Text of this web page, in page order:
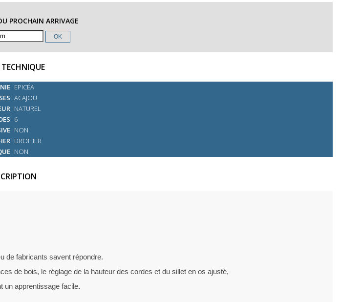
PROCHAIN ARRIVAGE
OK
TECHNIQUE
EPICÉA
ACAJOU
NATUREL
6
NON
DROITIER
NON
de fabricants savent répondre.
de bois, le réglage de la hauteur des cordes et du sillet en os ajusté,
un apprentissage facile.